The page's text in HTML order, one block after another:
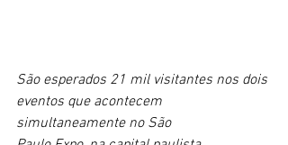
São esperados 21 mil visitantes nos dois
eventos que acontecem
simultaneamente no São